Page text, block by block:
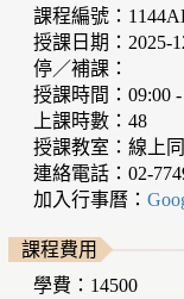
課程編號：
授課日期：2025-
停／補課：
授課時間：09:00
上課時數：48
授課教室：線上
連絡電話：02-
加入行事曆：
課程費用
學費：14500